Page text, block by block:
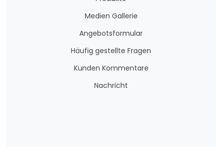
Medien Gallerie
Angebotsformular
Häufig gestellte Fragen
Kunden Kommentare
Nachricht